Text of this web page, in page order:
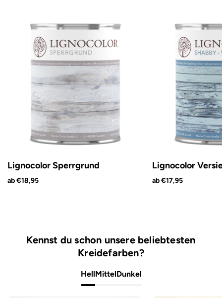
Lignocolor Sperrgrund
ab €18,95
Lignocolor
ab €17,95
Kennst du schon unsere beliebtesten
Kreidefarben?
HellMittelDunkel